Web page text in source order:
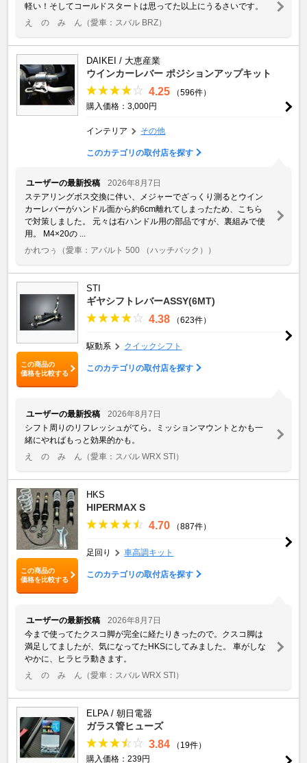
軽い！そしてコールドスタートは思ってた以上にうるさいです。
え の み ん （愛車：スバル BRZ）
DAIKEI / 大恵産業
ウインカーレバー ポジションアップキット
4.25
（596件）
購入価格：3,000円
インテリア その他
このカテゴリの取付店を探す
ユーザーの最新投稿
2026年8月7日
ステアリングボス交換に伴い、メジャーでざっくり測るとウイン
カーレバーがハンドル面から約6cm離れてしまったため、こちら
で対策しました。 元々は右ハンドル用の部品ですが、裏組みで使
用。 M4×20の ...
かれつぅ
（愛車：アバルト 500 （ハッチバック））
この商品の
価格を比較する
STI
ギヤシフトレバーASSY(6MT)
4.38 （623件）
駆動系 クイックシフト
このカテゴリの取付店を探す
ユーザーの最新投稿
2026年8月7日
シフト周りのリフレッシュがてら。ミッションマウントとかも一
緒にやればもっと効果的かも。
え の み ん （愛車：スバル WRX STI）
この商品の
価格を比較する
HKS
HIPERMAX S
4.70 （887件）
足回り 車高調キット
このカテゴリの取付店を探す
ユーザーの最新投稿
2026年8月7日
今まで使ってたクスコ脚が完全に経たりきったので。クスコ脚は
満足してましたが、気になってたHKSにしてみました。 車がしな
やかに、ヒラヒラ動きます。
え の み ん （愛車：スバル WRX STI）
ELPA / 朝日電器
ガラス管ヒューズ
3.84
（19件）
購入価格：239円